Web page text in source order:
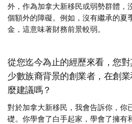
外，作為加拿大新移民或弱勢群體，
個額外的障礙。例如，沒有繼承的夏
金，這意味著財務前景較弱。
從您迄今為止的經歷來看，您
少數族裔背景的創業者，在創
麼建議嗎？
對於加拿大新移民，我會告訴你，你
礎。你學會了白手起家，學會了擁有